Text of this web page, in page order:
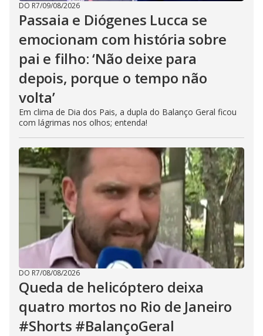
DO R7/09/08/2026
Passaia e Diógenes Lucca se
emocionam com história sobre
pai e filho: ‘Não deixe para
depois, porque o tempo não
volta’
Em clima de Dia dos Pais, a dupla do Balanço Geral ficou
com lágrimas nos olhos; entenda!
DO R7/08/08/2026
Queda de helicóptero deixa
quatro mortos no Rio de Janeiro
#Shorts #BalançoGeral